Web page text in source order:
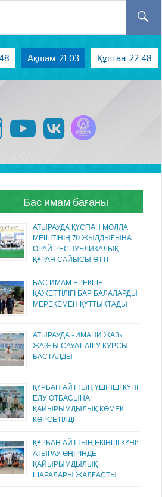
Ақшам 21:03 Құптан 22:48
instagram youtubevk
Бас имам бағаны
АТЫРАУДА ҚҰСПАН МОЛЛА
МЕШІТІНІҢ 70 ЖЫЛДЫҒЫНА
ОРАЙ РЕСПУБЛИКАЛЫҚ
ҚҰРАН САЙЫСЫ ӨТТІ
БАС ИМАМ ЕРЕКШЕ
ҚАЖЕТТІЛІГІ БАР БАЛАЛАРДЫ
МЕРЕКЕМЕН ҚҰТТЫҚТАДЫ
АТЫРАУДА «ИМАНИ ЖАЗ»
ЖАЗҒЫ САУАТ АШУ КУРСЫ
БАСТАЛДЫ
ҚҰРБАН АЙТТЫҢ ҮШІНШІ КҮНІ
ЕЛУ ОТБАСЫНА
ҚАЙЫРЫМДЫЛЫҚ КӨМЕК
КӨРСЕТІЛДІ
ҚҰРБАН АЙТТЫҢ ЕКІНШІ КҮНІ:
АТЫРАУ ӨҢІРІНДЕ
ҚАЙЫРЫМДЫЛЫҚ
ШАРАЛАРЫ ЖАЛҒАСТЫ